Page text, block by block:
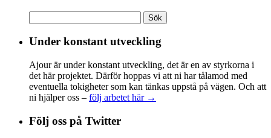
efter:
Under konstant utveckling
Ajour är under konstant utveckling, det är en av styrkorna i
det här projektet. Därför hoppas vi att ni har tålamod med
eventuella tokigheter som kan tänkas uppstå på vägen. Och att
ni hjälper oss – följ arbetet här →
Följ oss på Twitter